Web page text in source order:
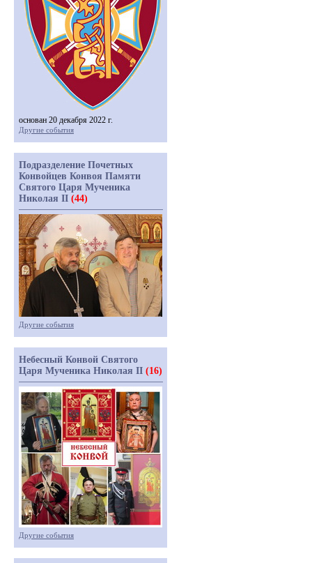
основан 20 декабря 2022 г.
Другие события
Подразделение Почетных
Конвойцев Конвоя Памяти
Святого Царя Мученика
Николая II (44)
Другие события
Небесный Конвой Святого
Царя Мученика Николая II (16)
Другие события